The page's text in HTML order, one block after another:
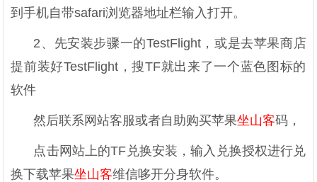
到手机自带safari浏览器地址栏输入打开。
2、先安装步骤一的TestFlight，或是去苹果商店
提前装好TestFlight，搜TF就出来了一个蓝色图标的
软件
然后联系网站客服或者自助购买苹果坐山客码，
点击网站上的TF兑换安装，输入兑换授权进行兑
换下载苹果坐山客维信哆开分身软件。